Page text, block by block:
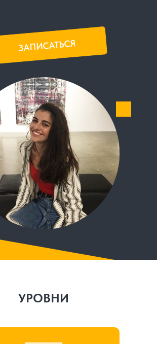
Для детей и взрослых
воскресенье:
с 11:00 до 23:00
ЗАПИСАТЬСЯ
УРОВНИ